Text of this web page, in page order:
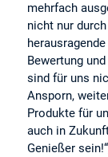
mehrfach
nicht nur
Bewertung
sind für uns
Ansporn,
Produkte für
auch in
Genießer